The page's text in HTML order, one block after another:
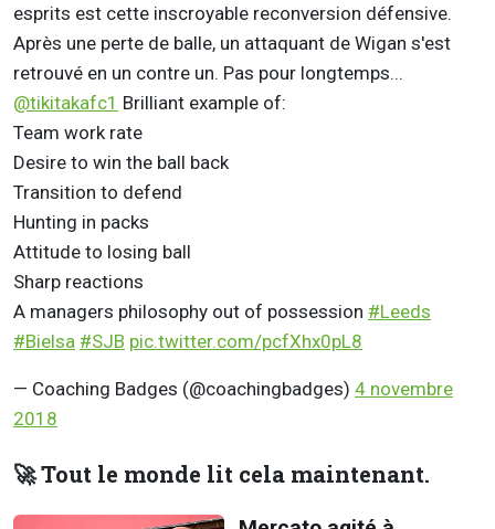
esprits est cette inscroyable reconversion défensive.
Après une perte de balle, un attaquant de Wigan s'est
retrouvé en un contre un. Pas pour longtemps...
@tikitakafc1 Brilliant example of:
Team work rate
Desire to win the ball back
Transition to defend
Hunting in packs
Attitude to losing ball
Sharp reactions
A managers philosophy out of possession #Leeds
#Bielsa #SJB pic.twitter.com/pcfXhx0pL8
— Coaching Badges (@coachingbadges) 4 novembre
2018
🚀 Tout le monde lit cela maintenant.